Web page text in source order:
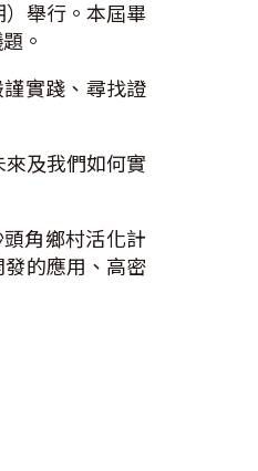
舉行。本屆畢
。
實踐、尋找證
及我們如何實
角鄉村活化計
的應用、高密